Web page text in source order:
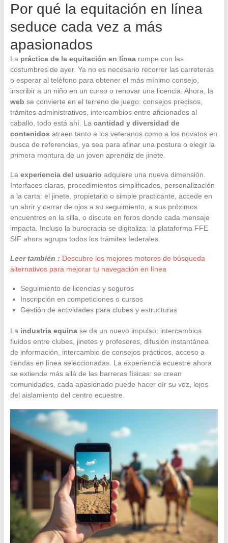
Por qué la equitación en línea
seduce cada vez a más
apasionados
La práctica de la equitación en línearompe con las
costumbres de ayer. Ya no es necesario recorrer las carreteras
o esperar al teléfono para obtener el más mínimo consejo,
inscribir a un niño en un curso o renovar una licencia. Ahora, la
web se convierte en el terreno de juego: consejos precisos,
trámites administrativos, intercambios entre aficionados al
caballo, todo está ahí. La cantidad y diversidad de
contenidos atraen tanto a los veteranos como a los novatos en
busca de referencias, ya sea para afinar una postura o elegir la
primera montura de un joven aprendiz de jinete.
La experiencia del usuario adquiere una nueva dimensión.
Interfaces claras, procedimientos simplificados, personalización
a la carta: el jinete, propietario o simple practicante, accede en
un abrir y cerrar de ojos a su seguimiento, a sus próximos
encuentros en la silla, o discute en foros donde cada mensaje
impacta. Incluso la burocracia se digitaliza: la plataforma FFE
SIF ahora agrupa todos los trámites federales.
Leer también : Descubre los mejores motores de búsqueda
alternativos para mejorar tu navegación en línea
Seguimiento de licencias y seguros
Inscripción en competiciones o cursos
Gestión de actividades para clubes y estructuras
La industria equinase da un nuevo impulso: intercambios
fluidos entre clubes, jinetes y profesores, difusión instantánea
de información, intercambio de consejos prácticos, acceso a
tiendas en línea seleccionadas. La experiencia ecuestre ahora
se extiende más allá de las barreras físicas: se crean
comunidades, cada apasionado puede hacer oír su voz, lejos
del aislamiento del centro ecuestre.